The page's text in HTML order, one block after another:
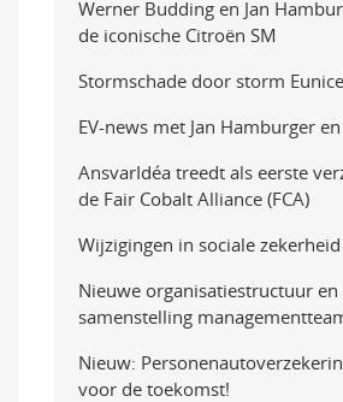
Werner Budding en Jan
de iconische Citroën SM
Stormschade door storm
EV-news met Jan Hamburger
AnsvarIdéa treedt als eerste
de Fair Cobalt Alliance (FCA)
Wijzigingen in sociale
Nieuwe organisatiestructuur
samenstelling
Nieuw:
voor de toekomst!